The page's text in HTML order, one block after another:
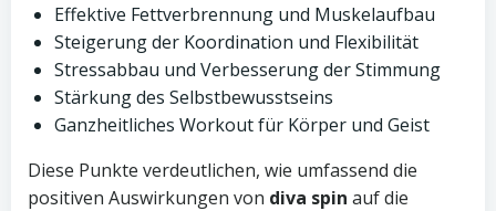
Effektive Fettverbrennung und Muskelaufbau
Steigerung der Koordination und Flexibilität
Stressabbau und Verbesserung der Stimmung
Stärkung des Selbstbewusstseins
Ganzheitliches Workout für Körper und Geist
Diese Punkte verdeutlichen, wie umfassend die
positiven Auswirkungen von diva spin auf die